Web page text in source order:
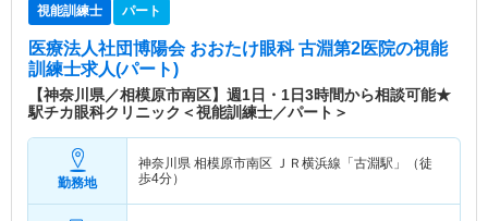
視能訓練士 パート
医療法人社団博陽会 おおたけ眼科 古淵第2医院の視能
訓練士求人(パート)
【神奈川県／相模原市南区】週1日・1日3時間から相談可能★
駅チカ眼科クリニック＜視能訓練士／パート＞
勤務地
神奈川県 相模原市南区 ＪＲ横浜線「古淵駅」（徒
歩4分）